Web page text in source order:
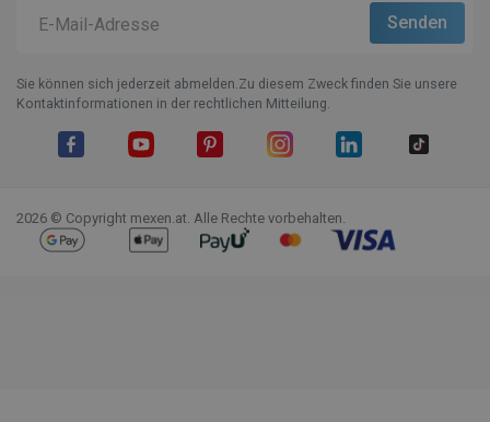
Sie können sich jederzeit abmelden.Zu diesem Zweck finden Sie unsere
Kontaktinformationen in der rechtlichen Mitteilung.
2026 © Copyright mexen.at. Alle Rechte vorbehalten.